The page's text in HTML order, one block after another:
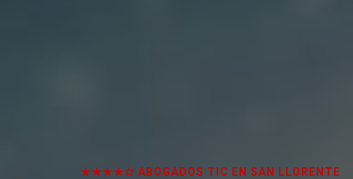
★★★★✩ ABOGADOS TIC EN SAN LLORENTE